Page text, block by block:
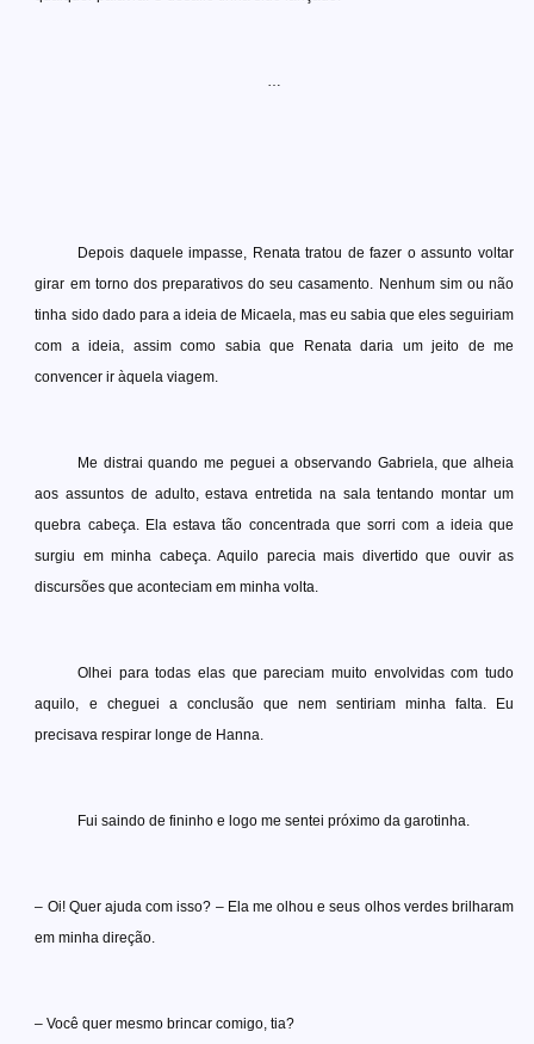
…
Depois daquele impasse, Renata tratou de fazer o assunto voltar
girar em torno dos preparativos do seu casamento. Nenhum sim ou não
tinha sido dado para a ideia de Micaela, mas eu sabia que eles seguiriam
com a ideia, assim como sabia que Renata daria um jeito de me
convencer ir àquela viagem.
Me distrai quando me peguei a observando Gabriela, que alheia
aos assuntos de adulto, estava entretida na sala tentando montar um
quebra cabeça. Ela estava tão concentrada que sorri com a ideia que
surgiu em minha cabeça. Aquilo parecia mais divertido que ouvir as
discursões que aconteciam em minha volta.
Olhei para todas elas que pareciam muito envolvidas com tudo
aquilo, e cheguei a conclusão que nem sentiriam minha falta. Eu
precisava respirar longe de Hanna.
Fui saindo de fininho e logo me sentei próximo da garotinha.
– Oi! Quer ajuda com isso? – Ela me olhou e seus olhos verdes brilharam
em minha direção.
– Você quer mesmo brincar comigo, tia?